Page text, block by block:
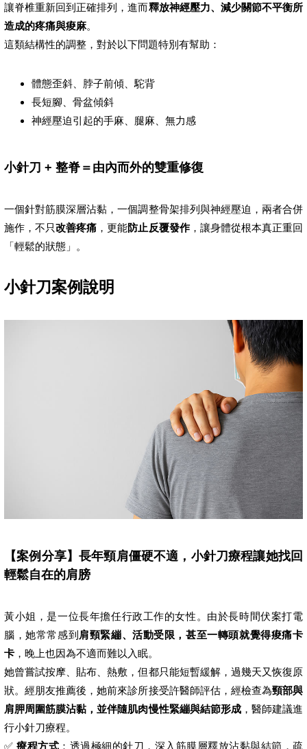
讓脊椎重新回到正確排列，進而釋放神經壓力、減少關節不平衡所
造成的疼痛與痠麻。
這類結構性的調整，對於以下問題特別有幫助：
體態歪斜、脖子前傾、駝背
長短腳、骨盆傾斜
神經壓迫引起的手麻、腿麻、無力感
小針刀 + 整脊＝由內而外的雙重修復
一個針對筋膜深層沾黏，一個調整骨架排列與神經壓迫，兩者合併
施作，不只改善疼痛 ，更能防止反覆發作，讓身體從根本真正重回
「輕鬆的狀態」。
小針刀案例說明
【案例分享】長年頸肩僵硬不適，小針刀療程讓她找回
輕鬆自在的肩膀
黃小姐，是一位長年擔任行政工作的女性。由於長時間伏案打電
腦，她常常感到 肩頸緊繃、活動受限，甚至一轉頭就覺得痠痛卡
卡 ，晚上也因為不適而難以入眠。
她曾嘗試按摩、貼布、熱敷，但都只能短暫緩解，過幾天又恢復原
狀。經朋友推薦後，她前來診所接受許醫師評估，經檢查為頸部與
肩胛周圍筋膜沾黏，並伴隨肌肉慢性緊繃與結節形成，醫師建議進
行小針刀療程。
✅ 療程方式 ：透過極細的針刀，深入筋膜層釋放沾黏與結節，疏